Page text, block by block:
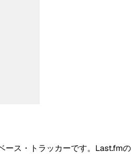
ス・トラッカーです。Last.fm